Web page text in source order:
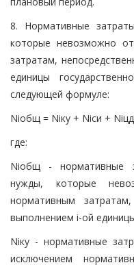
8. Нормативные
которые невозможно
затратам,
единицы
следующей формуле:
Niобщ = Niку + Niси +
где:
Niобщ - нормативные
нужды, которые
нормативным
выполнением i-ой
Niку - нормативные
исключением